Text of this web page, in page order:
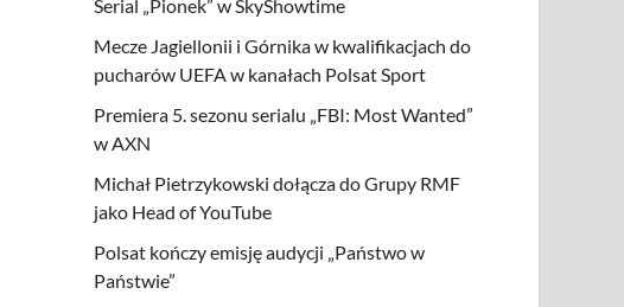
Serial „Pionek” w SkyShowtime
Mecze Jagiellonii i Górnika w kwalifikacjach do
pucharów UEFA w kanałach Polsat Sport
Premiera 5. sezonu serialu „FBI: Most Wanted”
w AXN
Michał Pietrzykowski dołącza do Grupy RMF
jako Head of YouTube
Polsat kończy emisję audycji „Państwo w
Państwie”